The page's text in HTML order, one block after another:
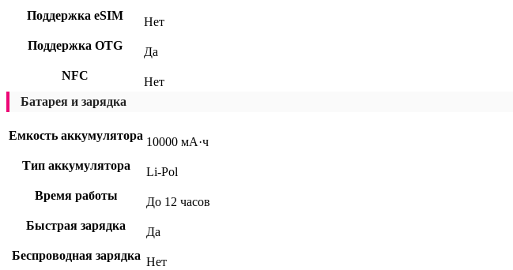
Поддержка eSIM
Нет
Поддержка OTG
Да
NFC
Нет
Батарея и зарядка
Емкость аккумулятора 10000 мА·ч
Тип аккумулятора
Li-Pol
Время работы
До 12 часов
Быстрая зарядка
Да
Беспроводная зарядка Нет